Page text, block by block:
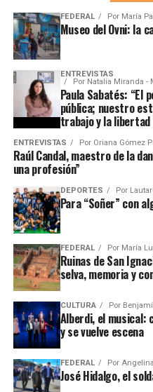
FEDERAL Por María
Museo del Ovni: la
ENTREVISTAS
Por Natalia Miranda -
Paula Sabatés: “El
pública; nuestro
trabajo y la libertad
ENTREVISTAS Por Oriana Gómez
Raúl Candal, maestro de la
una profesión”
DEPORTES Por
Para “Soñer” con
FEDERAL Por María
Ruinas de San
selva, memoria y
CULTURA Por
Alberdi, el musical:
y se vuelve escena
FEDERAL Por
José Hidalgo, el